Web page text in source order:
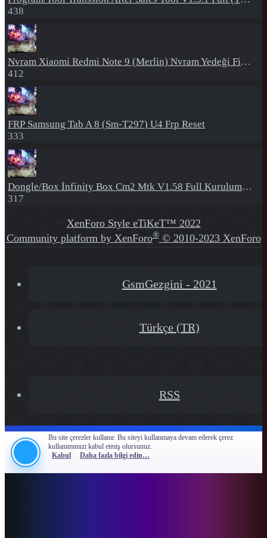
438
Nvram Xiaomi Redmi Note 9 (Merlin) Nvram Yedeği Fix Nv By Dft Pro
412
FRP Samsung Tab A 8 (Sm-T297) U4 Frp Reset
333
Dongle/Box İnfinity Box Cm2 Mtk V1.58 Full Kurulum+Crack
317
XenForo Style eTiKeT™ 2022
Community platform by XenForo® © 2010-2023 XenForo
GsmGezgini - 2021
Türkçe (TR)
RSS
Bu site çerezler kullanır. Bu siteyi kullanmaya devam ederek çerez
kullanımımızı kabul etmiş olursunuz.
Kabul
Daha fazla bilgi edin…